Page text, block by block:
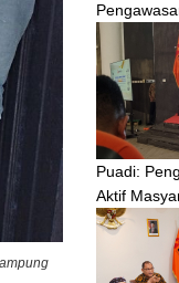
Puadi:
Aktif